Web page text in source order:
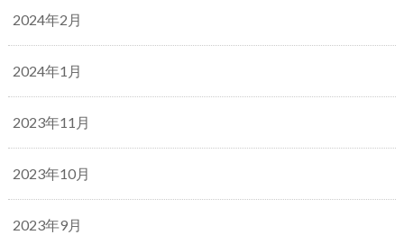
2024年2月
2024年1月
2023年11月
2023年10月
2023年9月